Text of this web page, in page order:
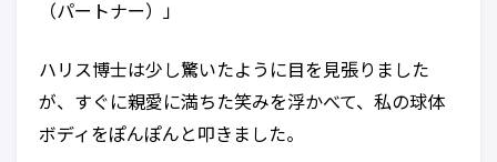
（パートナー）」
ハリス博士は少し驚いたように目を見張りました
が、すぐに親愛に満ちた笑みを浮かべて、私の球体
ボディをぽんぽんと叩きました。